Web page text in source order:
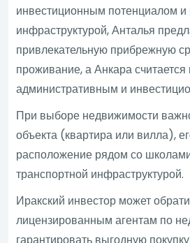
инвестиционным потенциалом и
инфраструктурой, Анталья
привлекательную прибрежную
проживание, а Анкара
административным и
При выборе недвижимости
объекта (квартира или вилла),
расположение рядом со
транспортной инфраструктурой.
Иракский инвестор может
лицензированным агентам по
гарантировать выгодную